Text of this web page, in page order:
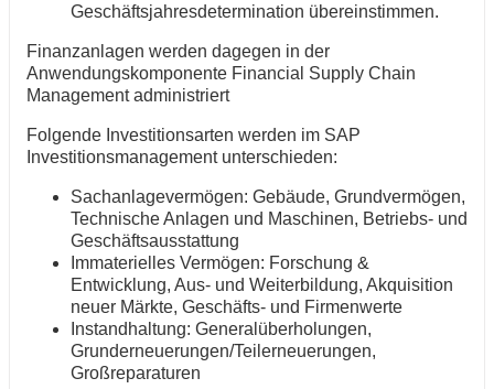
Geschäftsjahresdetermination übereinstimmen.
Finanzanlagen werden dagegen in der
Anwendungskomponente Financial Supply Chain
Management administriert
Folgende Investitionsarten werden im SAP
Investitionsmanagement unterschieden:
Sachanlagevermögen: Gebäude, Grundvermögen,
Technische Anlagen und Maschinen, Betriebs- und
Geschäftsausstattung
Immaterielles Vermögen: Forschung &
Entwicklung, Aus- und Weiterbildung, Akquisition
neuer Märkte, Geschäfts- und Firmenwerte
Instandhaltung: Generalüberholungen,
Grunderneuerungen/Teilerneuerungen,
Großreparaturen